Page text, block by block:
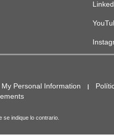
My Personal Information
indique lo contrario.